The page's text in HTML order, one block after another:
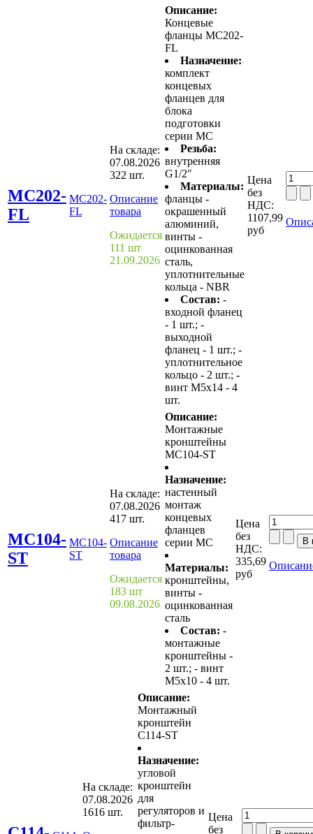
MC202-
FL
MC202-
FL
На складе:
07.08.2026
322 шт.
Описание
товара
Ожидается
111 шт
21.09.2026
Описание:
Концевые
фланцы MC202-
FL
Назначение:
комплект
концевых
фланцев для
блока
подготовки
серии MС
Резьба:
внутренняя
G1/2″
Материалы:
фланцы -
окрашенный
алюминий,
винты -
оцинкованная
сталь,
уплотнительные
кольца - NBR
Состав: -
входной фланец
- 1 шт.; -
выходной
фланец - 1 шт.; -
уплотнительное
кольцо - 2 шт.; -
винт M5x14 - 4
шт.
Цена
без
НДС:
1107,99
руб
MC104-
ST
MC104-
ST
На складе:
07.08.2026
417 шт.
Описание
товара
Ожидается
183 шт
09.08.2026
Описание:
Монтажные
кронштейны
MC104-ST
Назначение:
настенный
монтаж
концевых
фланцев
серии MС
Материалы:
кронштейны,
винты -
оцинкованная
сталь
Состав: -
монтажные
кронштейны -
2 шт.; - винт
M5x10 - 4 шт.
Цена
без
НДС:
335,69
руб
На складе:
07.08.2026
1616 шт.
Описание:
Монтажный
кронштейн
C114-ST
Назначение:
угловой
кронштейн
для
регуляторов и
фильтр-
Цена
без